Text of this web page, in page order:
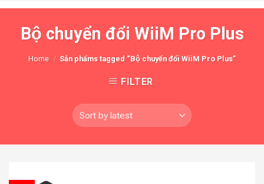
Bộ chuyển đổi WiiM Pro Plus
Home / Sản phẩms tagged “Bộ chuyển đổi WiiM Pro Plus”
FILTER